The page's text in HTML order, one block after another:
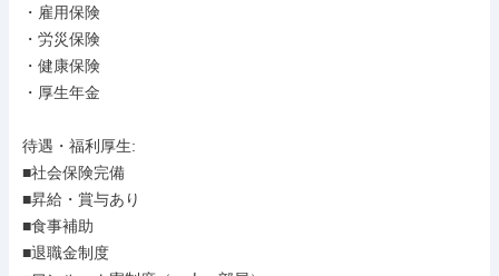
・雇用保険
・労災保険
・健康保険
・厚生年金
待遇・福利厚生:
■社会保険完備
■昇給・賞与あり
■食事補助
■退職金制度